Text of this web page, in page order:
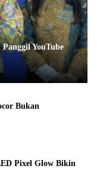
YouTube
Bukan
Pixel Glow Bikin